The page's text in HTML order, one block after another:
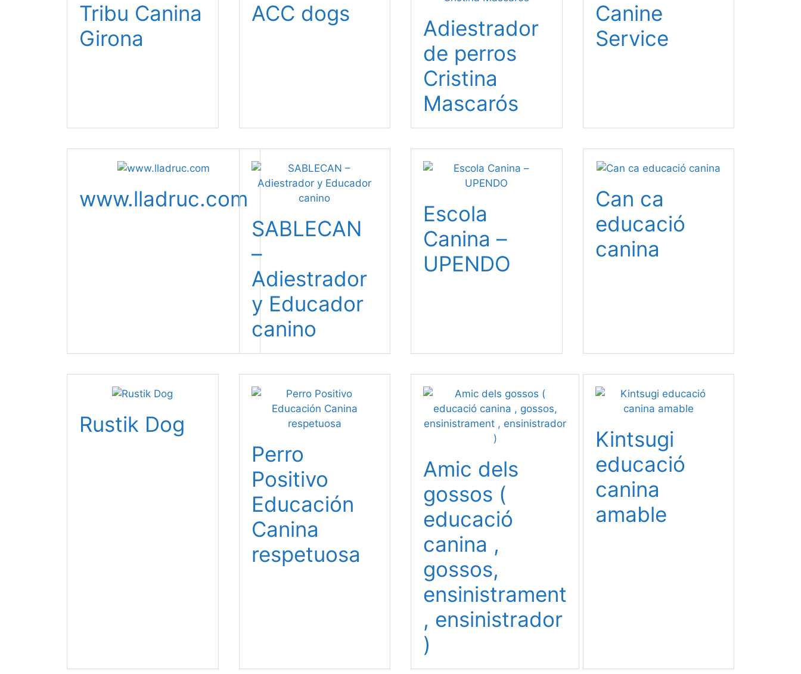
Tribu Canina
Girona
ACC dogs
Adiestrador
de perros
Cristina
Mascarós
Canine
Service
www.lladruc.com
SABLECAN
–
Adiestrador
y Educador
canino
Escola
Canina –
UPENDO
Can ca
educació
canina
Rustik Dog
Perro
Positivo
Educación
Canina
respetuosa
Amic dels
gossos (
educació
canina ,
gossos,
ensinistrament
, ensinistrador
)
Kintsugi
educació
canina
amable